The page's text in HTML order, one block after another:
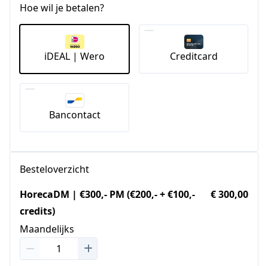
Hoe wil je betalen?
iDEAL | Wero Creditcard
Bancontact
Besteloverzicht
HorecaDM | €300,- PM (€200,- + €100,-
credits)
Maandelijks
€ 300,00